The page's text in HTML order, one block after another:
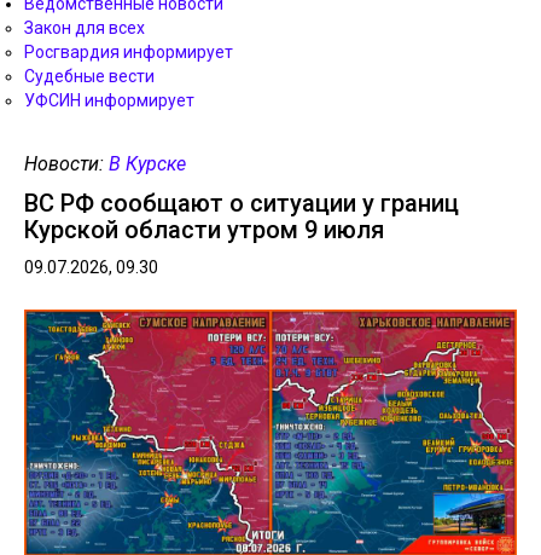
Закон для всех
Росгвардия информирует
Судебные вести
УФСИН информирует
Новости: В Курске
ВС РФ сообщают о ситуации у границ
Курской области утром 9 июля
09.07.2026, 09.30